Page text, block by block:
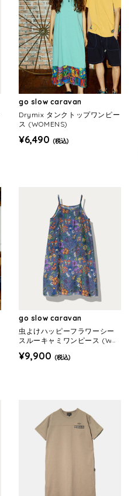
go slow caravan
Drymix タンクトップワンピー
ス (WOMENS)
¥6,490 (税込)
go slow caravan
虫よけハッピーフラワーシー
スルーキャミワンピース (WO
¥9,900 (税込)